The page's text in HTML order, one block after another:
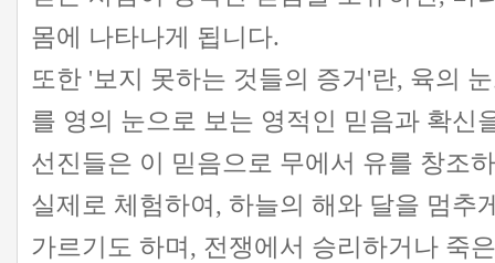
몸에 나타나게 됩니다.
또한 '보지 못하는 것들의 증거'란, 육의
를 영의 눈으로 보는 영적인 믿음과 확신
선진들은 이 믿음으로 무에서 유를 창조
실제로 체험하여, 하늘의 해와 달을 멈추
가르기도 하며, 전쟁에서 승리하거나 죽